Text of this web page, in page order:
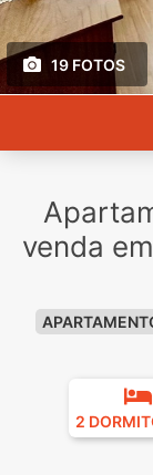
19 FOTOS
venda
2